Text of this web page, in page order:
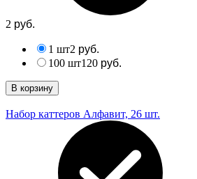
2 руб.
1 шт2 руб.
100 шт120 руб.
В корзину
Набор каттеров Алфавит, 26 шт.